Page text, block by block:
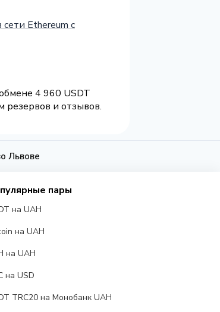
Ethereum с
4 960 USDT
резервов и отзывов.
Львове
пары
на UAH
на UAH
на UAH
на USD
TRC20 на Монобанк UAH